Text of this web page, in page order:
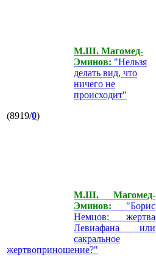
М.Ш. Магомед-
Эминов: "Нельзя
делать вид, что
ничего не
происходит"
(8919/0)
М.Ш. Магомед-
Эминов: "Борис
Немцов: жертва
Левиафана или
сакральное
жертвоприношение?"